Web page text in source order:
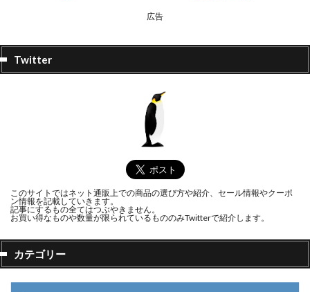
広告
Twitter
このサイトではネット通販上での商品の選び方や紹介、セール情報やクーポ
ン情報を記載していきます。
記事にするもの全てはつぶやきません。
お買い得なものや数量が限られているもののみTwitterで紹介します。
カテゴリー